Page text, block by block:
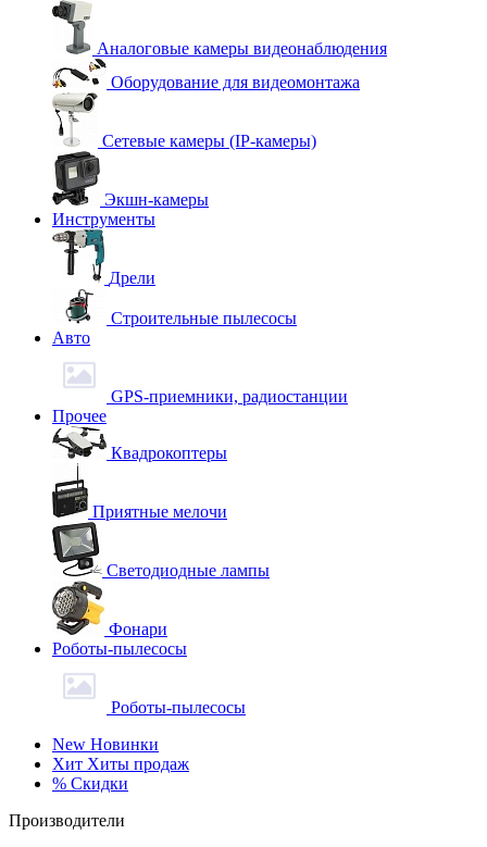
Аналоговые камеры видеонаблюдения
Оборудование для видеомонтажа
Сетевые камеры (IP-камеры)
Экшн-камеры
Инструменты
Дрели
Строительные пылесосы
Авто
GPS-приемники, радиостанции
Прочее
Квадрокоптеры
Приятные мелочи
Светодиодные лампы
Фонари
Роботы-пылесосы
Роботы-пылесосы
New Новинки
Хит Хиты продаж
% Скидки
Производители